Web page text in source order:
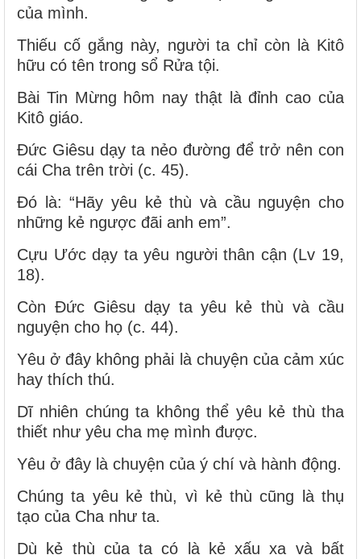
của mình.
Thiếu cố gắng này, người ta chỉ còn là Kitô
hữu có tên trong sổ Rửa tội.
Bài Tin Mừng hôm nay thật là đỉnh cao của
Kitô giáo.
Đức Giêsu dạy ta nẻo đường để trở nên con
cái Cha trên trời (c. 45).
Đó là: “Hãy yêu kẻ thù và cầu nguyện cho
những kẻ ngược đãi anh em”.
Cựu Ước dạy ta yêu người thân cận (Lv 19,
18).
Còn Đức Giêsu dạy ta yêu kẻ thù và cầu
nguyện cho họ (c. 44).
Yêu ở đây không phải là chuyện của cảm xúc
hay thích thú.
Dĩ nhiên chúng ta không thể yêu kẻ thù tha
thiết như yêu cha mẹ mình được.
Yêu ở đây là chuyện của ý chí và hành động.
Chúng ta yêu kẻ thù, vì kẻ thù cũng là thụ
tạo của Cha như ta.
Dù kẻ thù của ta có là kẻ xấu xa và bất